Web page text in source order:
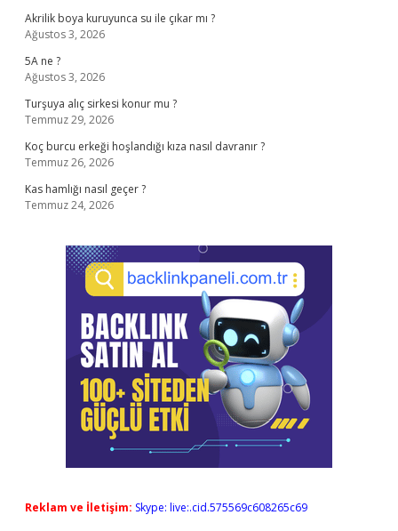
Akrilik boya kuruyunca su ile çıkar mı ?
Ağustos 3, 2026
5A ne ?
Ağustos 3, 2026
Turşuya alıç sirkesi konur mu ?
Temmuz 29, 2026
Koç burcu erkeği hoşlandığı kıza nasıl davranır ?
Temmuz 26, 2026
Kas hamlığı nasıl geçer ?
Temmuz 24, 2026
Reklam ve İletişim: Skype: live:.cid.575569c608265c69